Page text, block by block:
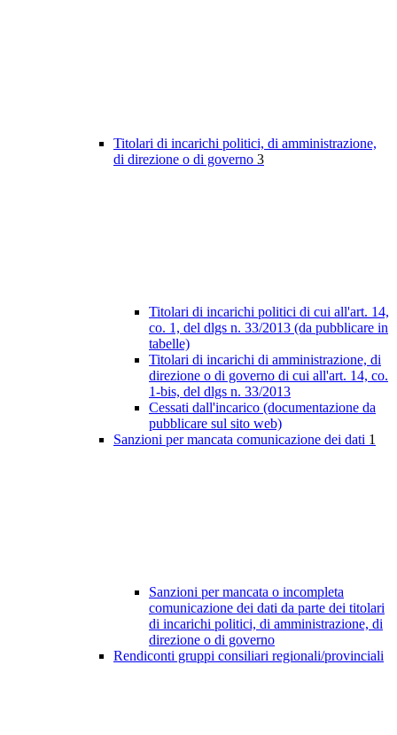
Titolari di incarichi politici, di amministrazione,
di direzione o di governo 3
Titolari di incarichi politici di cui all'art. 14,
co. 1, del dlgs n. 33/2013 (da pubblicare in
tabelle)
Titolari di incarichi di amministrazione, di
direzione o di governo di cui all'art. 14, co.
1-bis, del dlgs n. 33/2013
Cessati dall'incarico (documentazione da
pubblicare sul sito web)
Sanzioni per mancata comunicazione dei dati 1
Sanzioni per mancata o incompleta
comunicazione dei dati da parte dei titolari
di incarichi politici, di amministrazione, di
direzione o di governo
Rendiconti gruppi consiliari regionali/provinciali